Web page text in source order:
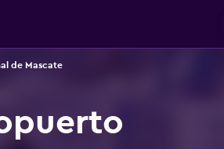
de Mascate